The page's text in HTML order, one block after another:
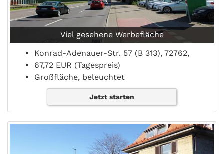
Viel gesehene Werbefläche
Konrad-Adenauer-Str. 57 (B 313), 72762,
67,72 EUR (Tagespreis)
Großfläche, beleuchtet
Jetzt starten